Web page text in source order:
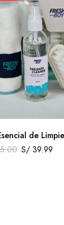
de
S/39.99